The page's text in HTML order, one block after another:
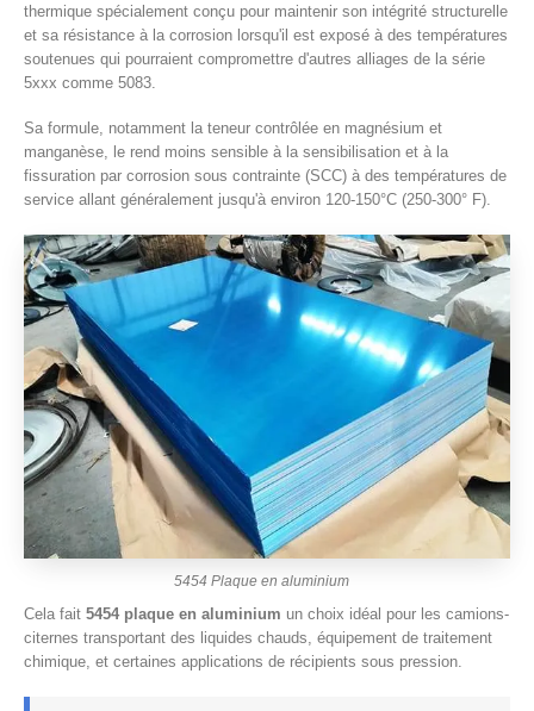
thermique spécialement conçu pour maintenir son intégrité structurelle
et sa résistance à la corrosion lorsqu'il est exposé à des températures
soutenues qui pourraient compromettre d'autres alliages de la série
5xxx comme 5083.
Sa formule, notamment la teneur contrôlée en magnésium et
manganèse, le rend moins sensible à la sensibilisation et à la
fissuration par corrosion sous contrainte (SCC) à des températures de
service allant généralement jusqu'à environ 120-150°C (250-300° F).
5454 Plaque en aluminium
Cela fait 5454 plaque en aluminium un choix idéal pour les camions-
citernes transportant des liquides chauds, équipement de traitement
chimique, et certaines applications de récipients sous pression.